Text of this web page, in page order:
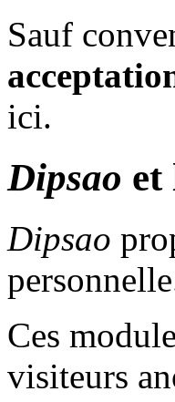
Sauf
ici.
Dipsao et
Dipsao
Ces
visiteurs